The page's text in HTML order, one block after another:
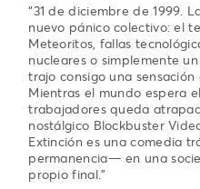
“31 de diciembre de 1999.
nuevo pánico colectivo: el
Meteoritos, fallas
nucleares o simplemente
trajo consigo una
Mientras el mundo espera
trabajadores queda
nostálgico Blockbuster
Extinción es una comedia
permanencia— en una
propio final.”